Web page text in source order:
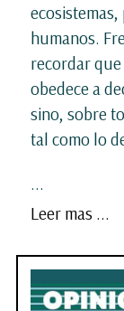
humanos.
recordar
obedece a
sino, sobre
tal como lo
...
Leer mas ...